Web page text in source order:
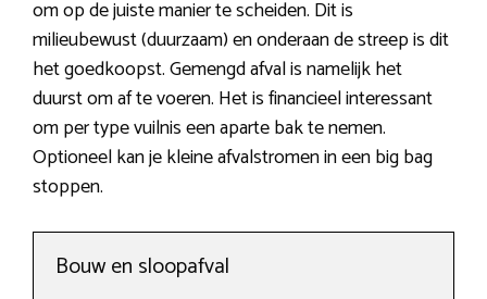
om op de juiste manier te scheiden. Dit is
milieubewust (duurzaam) en onderaan de streep is dit
het goedkoopst. Gemengd afval is namelijk het
duurst om af te voeren. Het is financieel interessant
om per type vuilnis een aparte bak te nemen.
Optioneel kan je kleine afvalstromen in een big bag
stoppen.
Bouw en sloopafval